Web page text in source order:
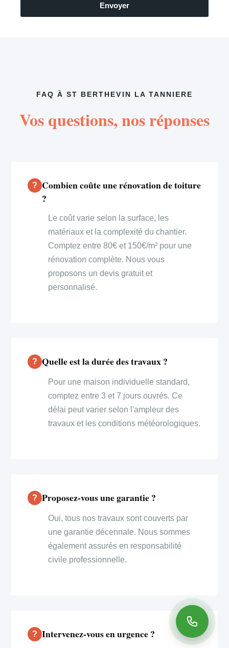
Envoyer
FAQ À ST BERTHEVIN LA TANNIERE
Vos questions, nos réponses
Combien coûte une rénovation de toiture
?
Le coût varie selon la surface, les
matériaux et la complexité du chantier.
Comptez entre 80€ et 150€/m² pour une
rénovation complète. Nous vous
proposons un devis gratuit et
personnalisé.
Quelle est la durée des travaux ?
Pour une maison individuelle standard,
comptez entre 3 et 7 jours ouvrés. Ce
délai peut varier selon l'ampleur des
travaux et les conditions météorologiques.
Proposez-vous une garantie ?
Oui, tous nos travaux sont couverts par
une garantie décennale. Nous sommes
également assurés en responsabilité
civile professionnelle.
Intervenez-vous en urgence ?